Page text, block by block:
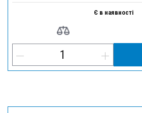
Є в наявності